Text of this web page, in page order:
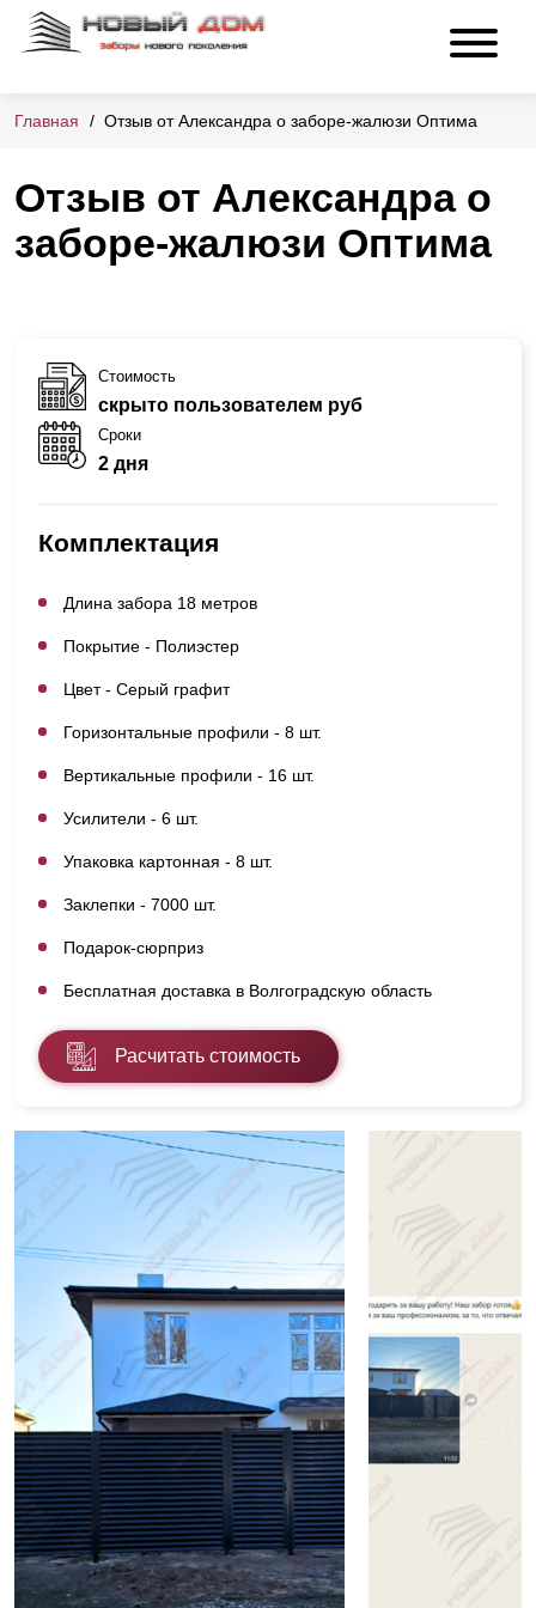
Главная Отзыв от Александра о заборе-жалюзи Оптима
Отзыв от Александра о
заборе-жалюзи Оптима
Стоимость
скрыто пользователем руб
Сроки
2 дня
Комплектация
Длина забора 18 метров
Покрытие - Полиэстер
Цвет - Серый графит
Горизонтальные профили - 8 шт.
Вертикальные профили - 16 шт.
Усилители - 6 шт.
Упаковка картонная - 8 шт.
Заклепки - 7000 шт.
Подарок-сюрприз
Бесплатная доставка в Волгоградскую область
Расчитать стоимость